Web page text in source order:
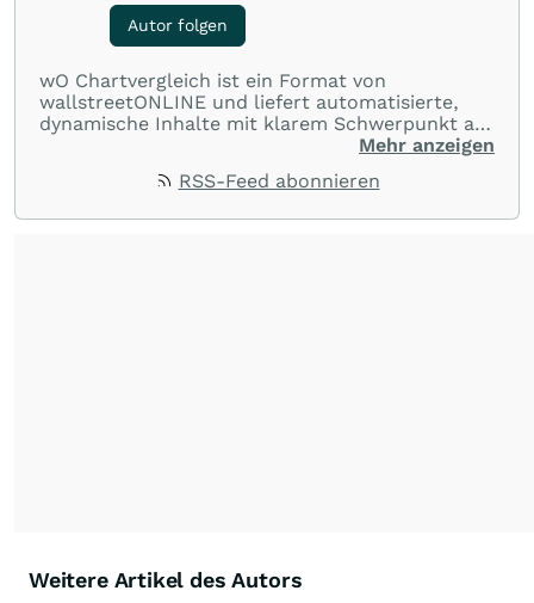
Autor folgen
wO Chartvergleich ist ein Format von
wallstreetONLINE und liefert automatisierte,
dynamische Inhalte mit klarem Schwerpunkt auf
Charts und Performance-Vergleiche. Im Fokus
Kursverläufe einer breiten Auswahl an Aktien
Mehr anzeigen
RSS-Feed abonnieren
Weitere Artikel des Autors